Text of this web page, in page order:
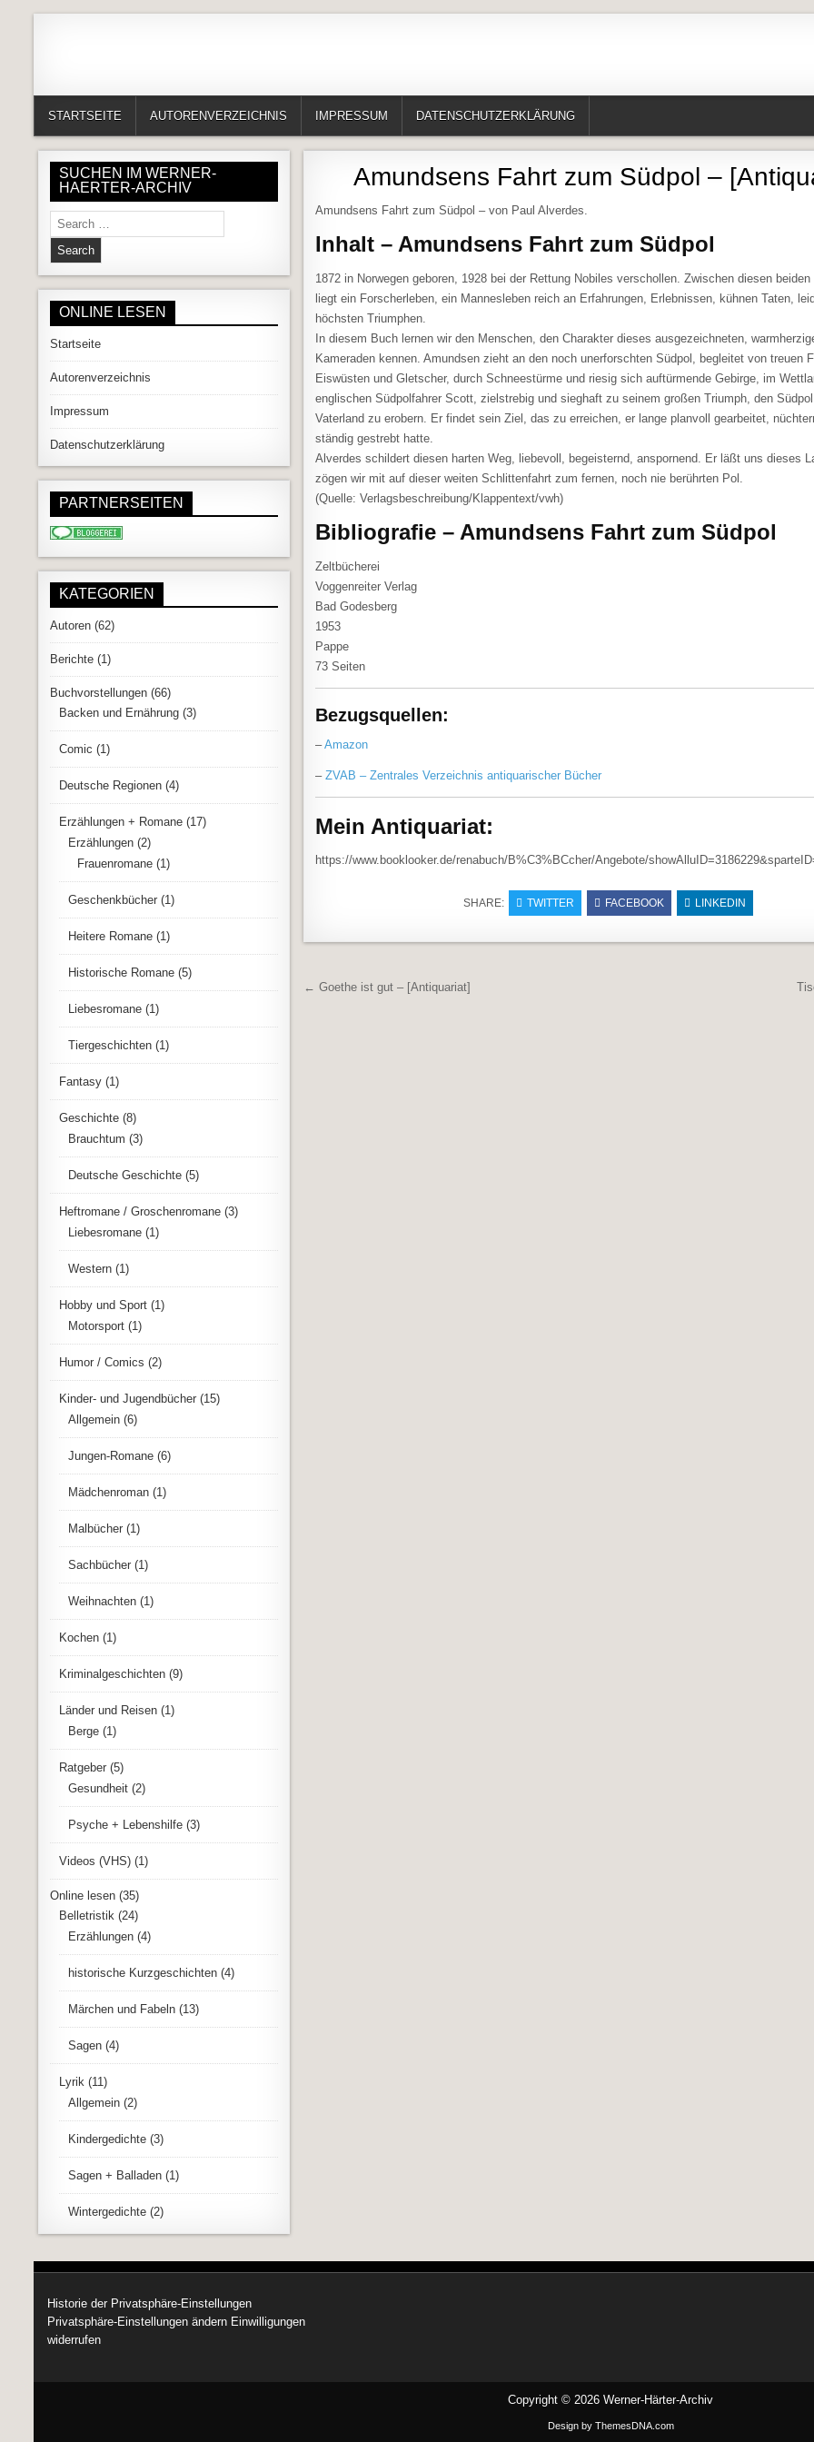
STARTSEITE AUTORENVERZEICHNIS IMPRESSUM DATENSCHUTZERKLÄRUNG
Amundsens Fahrt zum Südpol –
Amundsens Fahrt zum Südpol – von Paul Alverdes.
Inhalt – Amundsens Fahrt zum Südpol
1872 in Norwegen geboren, 1928 bei der Rettung Nobiles verschollen. Zwischen diesen
liegt ein Forscherleben, ein Mannesleben reich an Erfahrungen, Erlebnissen, kühnen Taten,
höchsten Triumphen.
In diesem Buch lernen wir den Menschen, den Charakter dieses ausgezeichneten,
Kameraden kennen. Amundsen zieht an den noch unerforschten Südpol, begleitet von treuen
Eiswüsten und Gletscher, durch Schneestürme und riesig sich auftürmende Gebirge, im
englischen Südpolfahrer Scott, zielstrebig und sieghaft zu seinem großen Triumph, den
Vaterland zu erobern. Er findet sein Ziel, das zu erreichen, er lange planvoll gearbeitet,
ständig gestrebt hatte.
Alverdes schildert diesen harten Weg, liebevoll, begeisternd, anspornend. Er läßt uns dieses
zögen wir mit auf dieser weiten Schlittenfahrt zum fernen, noch nie berührten Pol.
(Quelle: Verlagsbeschreibung/Klappentext/vwh)
Bibliografie – Amundsens Fahrt zum Südpol
Zeltbücherei
Voggenreiter Verlag
Bad Godesberg
1953
Pappe
73 Seiten
Bezugsquellen:
–Amazon
–ZVAB – Zentrales Verzeichnis antiquarischer Bücher
Mein Antiquariat:
https://www.booklooker.de/renabuch/B%C3%BCcher/Angebote/
SHARE: TWITTER FACEBOOK LINKEDIN
Beitragsnavigation
← Goethe ist gut – [Antiquariat]
SUCHEN IM WERNER-
HAERTER-ARCHIV
Search for:
ONLINE LESEN
Startseite
Autorenverzeichnis
Impressum
Datenschutzerklärung
PARTNERSEITEN
KATEGORIEN
Autoren (62)
Berichte (1)
Buchvorstellungen (66)
Backen und Ernährung (3)
Comic (1)
Deutsche Regionen (4)
Erzählungen + Romane (17)
Erzählungen (2)
Frauenromane (1)
Geschenkbücher (1)
Heitere Romane (1)
Historische Romane (5)
Liebesromane (1)
Tiergeschichten (1)
Fantasy (1)
Geschichte (8)
Brauchtum (3)
Deutsche Geschichte (5)
Heftromane / Groschenromane (3)
Liebesromane (1)
Western (1)
Hobby und Sport (1)
Motorsport (1)
Humor / Comics (2)
Kinder- und Jugendbücher (15)
Allgemein (6)
Jungen-Romane (6)
Mädchenroman (1)
Malbücher (1)
Sachbücher (1)
Weihnachten (1)
Kochen (1)
Kriminalgeschichten (9)
Länder und Reisen (1)
Berge (1)
Ratgeber (5)
Gesundheit (2)
Psyche + Lebenshilfe (3)
Videos (VHS) (1)
Online lesen (35)
Belletristik (24)
Erzählungen (4)
historische Kurzgeschichten (4)
Märchen und Fabeln (13)
Sagen (4)
Lyrik (11)
Allgemein (2)
Kindergedichte (3)
Sagen + Balladen (1)
Wintergedichte (2)
Historie der Privatsphäre-Einstellungen
Privatsphäre-Einstellungen ändern Einwilligungen
widerrufen
Copyright © 2026 Werner-Härter-Archiv
Design by ThemesDNA.com